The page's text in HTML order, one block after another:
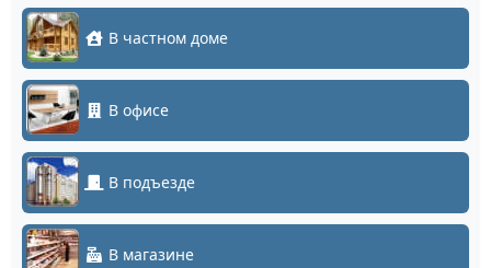
В частном доме
В офисе
В подъезде
В магазине